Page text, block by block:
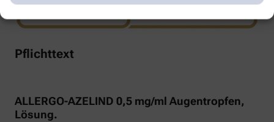
Pflichttext
ALLERGO-AZELIND 0,5 mg/ml Augentropfen,
Lösung.